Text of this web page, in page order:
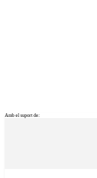
Amb el suport de: